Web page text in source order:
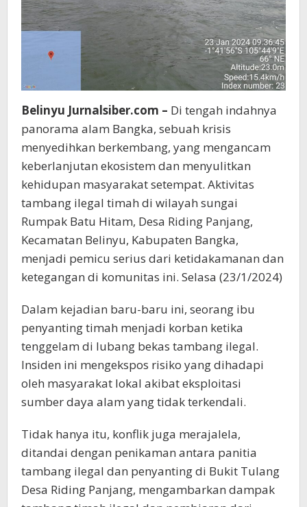
Belinyu Jurnalsiber.com – Di tengah indahnya
panorama alam Bangka, sebuah krisis
menyedihkan berkembang, yang mengancam
keberlanjutan ekosistem dan menyulitkan
kehidupan masyarakat setempat. Aktivitas
tambang ilegal timah di wilayah sungai
Rumpak Batu Hitam, Desa Riding Panjang,
Kecamatan Belinyu, Kabupaten Bangka,
menjadi pemicu serius dari ketidakamanan dan
ketegangan di komunitas ini. Selasa (23/1/2024)
Dalam kejadian baru-baru ini, seorang ibu
penyanting timah menjadi korban ketika
tenggelam di lubang bekas tambang ilegal.
Insiden ini mengekspos risiko yang dihadapi
oleh masyarakat lokal akibat eksploitasi
sumber daya alam yang tidak terkendali.
Tidak hanya itu, konflik juga merajalela,
ditandai dengan penikaman antara panitia
tambang ilegal dan penyanting di Bukit Tulang
Desa Riding Panjang, mengambarkan dampak